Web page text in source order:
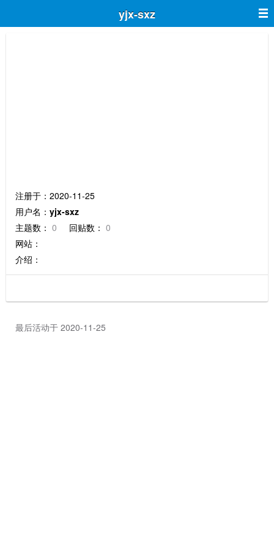
yjx-sxz
注册于：2020-11-25
用户名： yjx-sxz
主题数： 0 回贴数： 0
网站：
介绍：
最后活动于 2020-11-25